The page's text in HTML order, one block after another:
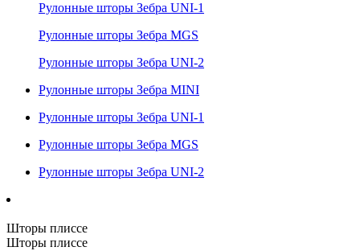
Рулонные шторы Зебра UNI-1
Рулонные шторы Зебра MGS
Рулонные шторы Зебра UNI-2
Рулонные шторы Зебра MINI
Рулонные шторы Зебра UNI-1
Рулонные шторы Зебра MGS
Рулонные шторы Зебра UNI-2
Шторы плиссе
Шторы плиссе